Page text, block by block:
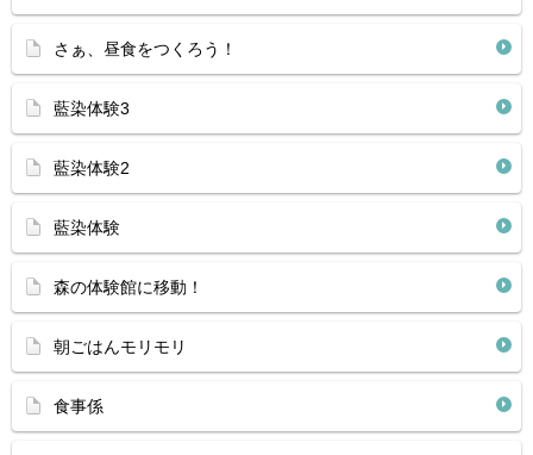
さぁ、昼食をつくろう！
藍染体験3
藍染体験2
藍染体験
森の体験館に移動！
朝ごはんモリモリ
食事係